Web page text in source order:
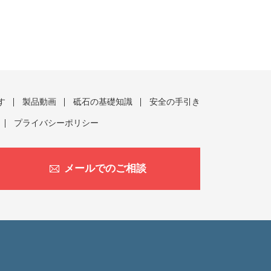
製品動画 砥石の基礎知識 安全の手引き
プライバシーポリシー
メールでのご相談